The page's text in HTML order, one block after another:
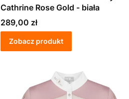
Cathrine Rose Gold - biała
Cena
289,00 zł
Zobacz produkt